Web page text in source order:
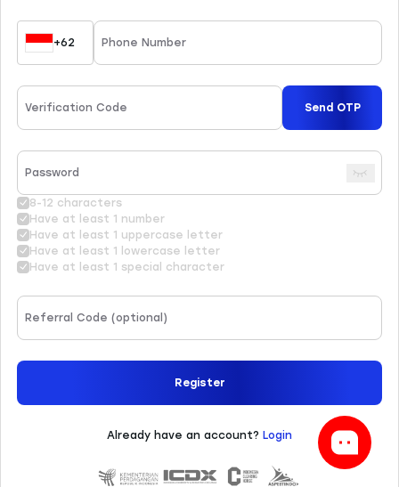
instrumen trading yang dapat Anda
pelajari di website resmi kami.